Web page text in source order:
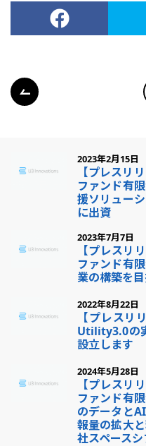
2023年2月15日
【プレスリ
ファンド有
援ソリュー
に出資
2023年7月7日
【プレスリ
ファンド有
業の構築を
2022年8月22日
【プレスリ
Utility3.0の
設立します
2024年5月28日
【プレスリ
ファンド有
のデータと
報量の拡大
社スペース